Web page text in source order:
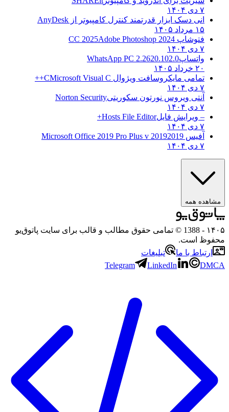
۷ دی ۱۴۰۴
انی دسک ابزار قدرتمند کنترل کامپیوتر از AnyDesk
۱۵ مرداد ۱۴۰۵
فتوشاپ CC 2025 Adobe Photoshop 2024
۷ دی ۱۴۰۴
واتساپWhatsApp PC 2.2620.102.0
۲۰ خرداد ۱۴۰۵
تمامی مایکروسافت ویژوال C Microsoft Visual C++
۷ دی ۱۴۰۴
آنتی ویروس نورتون سکوریتیNorton Security
۷ دی ۱۴۰۴
– ویرایش فایلHosts File Editor+
۷ دی ۱۴۰۴
آفیس 2019 2019 Microsoft Office 2019 Pro Plus v
۷ دی ۱۴۰۴
مشاهده همه
۱۴۰۵
- 1388 © تمامی حقوق مطالب و قالب برای سایت پاتوق‌یو
محفوظ است.
ارتباط با ما
تبلیغات
Telegram
LinkedIn DMCA